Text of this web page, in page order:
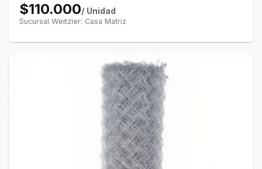
$110.000/ Unidad
Sucursal Weitzler: Casa Matriz